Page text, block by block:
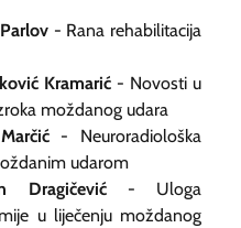
- Rana rehabilitacija
Kramarić - Novosti u
moždanog udara
- Neuroradiološka
udarom
Dragičević - Uloga
u liječenju moždanog